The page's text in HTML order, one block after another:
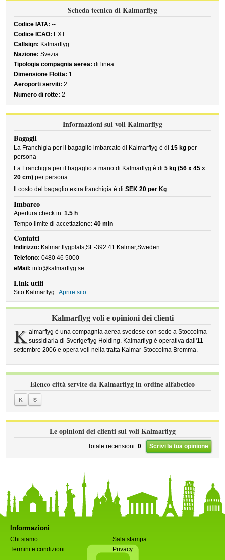
Scheda tecnica di Kalmarflyg
Codice IATA: --
Codice ICAO: EXT
Callsign: Kalmarflyg
Nazione: Svezia
Tipologia compagnia aerea: di linea
Dimensione Flotta: 1
Aeroporti serviti: 2
Numero di rotte: 2
Informazioni sui voli Kalmarflyg
Bagagli
La Franchigia per il bagaglio imbarcato di Kalmarflyg è di15 kg per
persona
La Franchigia per il bagaglio a mano di Kalmarflyg è di5 kg (56 x 45 x
20 cm) per persona
Il costo del bagaglio extra franchigia è diSEK 20 per Kg
Imbarco
Apertura check in:1.5 h
Tempo limite di accettazione:40 min
Contatti
Indirizzo: Kalmar flygplats,SE-392 41 Kalmar,Sweden
Telefono: 0480 46 5000
eMail: info@kalmarflyg.se
Link utili
Sito Kalmarflyg: Aprire sito
Kalmarflyg voli e opinioni dei clienti
K almarflyg è una compagnia aerea svedese con sede a Stoccolma
sussidiaria di Sverigeflyg Holding. Kalmarflyg è operativa dall'11
settembre 2006 e opera voli nella tratta Kalmar-Stoccolma Bromma.
Elenco città servite da Kalmarflyg in ordine alfabetico
K S
Le opinioni dei clienti sui voli Kalmarflyg
Totale recensioni: 0 Scrivi la tua opinione
Informazioni
Chi siamo
Sala stampa
Termini e condizioni
Privacy